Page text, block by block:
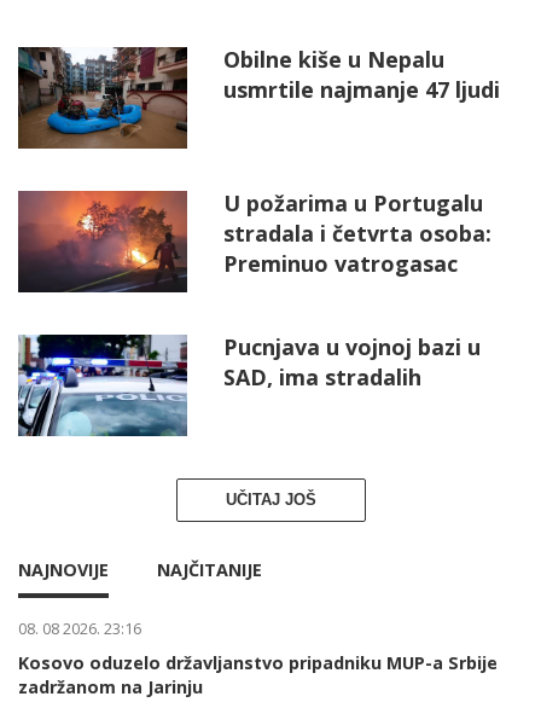
Obilne kiše u Nepalu
usmrtile najmanje 47 ljudi
U požarima u Portugalu
stradala i četvrta osoba:
Preminuo vatrogasac
Pucnjava u vojnoj bazi u
SAD, ima stradalih
UČITAJ JOŠ
NAJNOVIJE NAJČITANIJE
08. 08 2026. 23:16
Kosovo oduzelo državljanstvo pripadniku MUP-a Srbije
zadržanom na Jarinju